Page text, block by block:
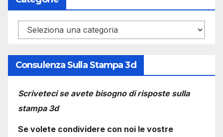
Categorie
Consulenza Sulla Stampa 3d
Scriveteci se avete bisogno di risposte sulla
stampa 3d
Se volete condividere con noi le vostre